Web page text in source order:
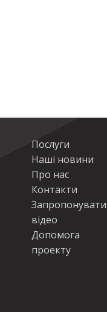
Послуги
Наші новини
Про нас
Контакти
Запропонувати
відео
Допомога
проекту